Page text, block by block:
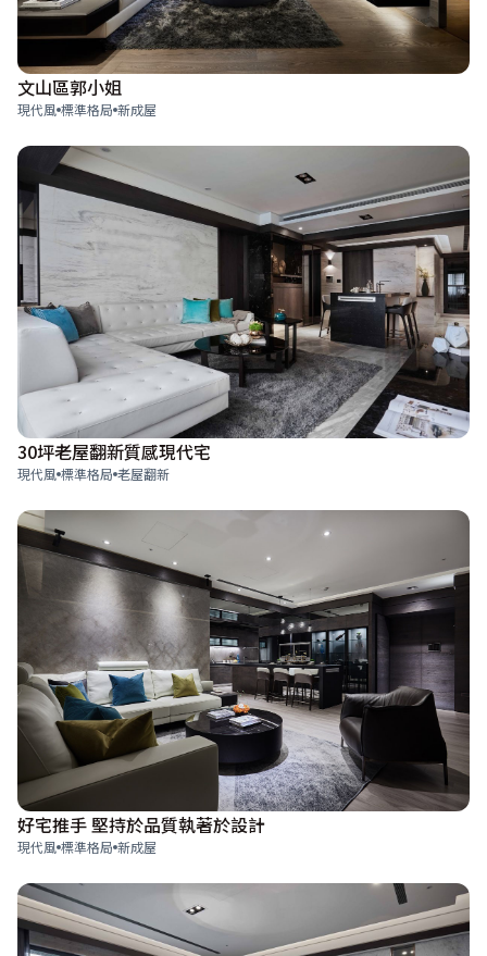
文山區郭小姐
現代風 標準格局 新成屋
30坪老屋翻新質感現代宅
現代風 標準格局 老屋翻新
好宅推手 堅持於品質執著於設計
現代風 標準格局 新成屋